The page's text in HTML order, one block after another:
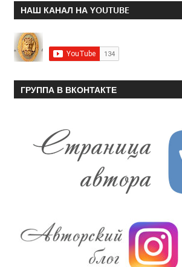
НАШ КАНАЛ НА YOUTUBE
ГРУППА В ВКОНТАКТЕ